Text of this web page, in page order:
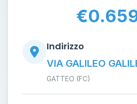
Indirizzo
VIA GALILEO
GATTEO (FC)